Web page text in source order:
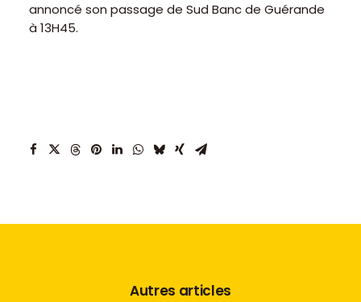
annoncé son passage de Sud Banc de Guérande
à 13H45.
Autres articles